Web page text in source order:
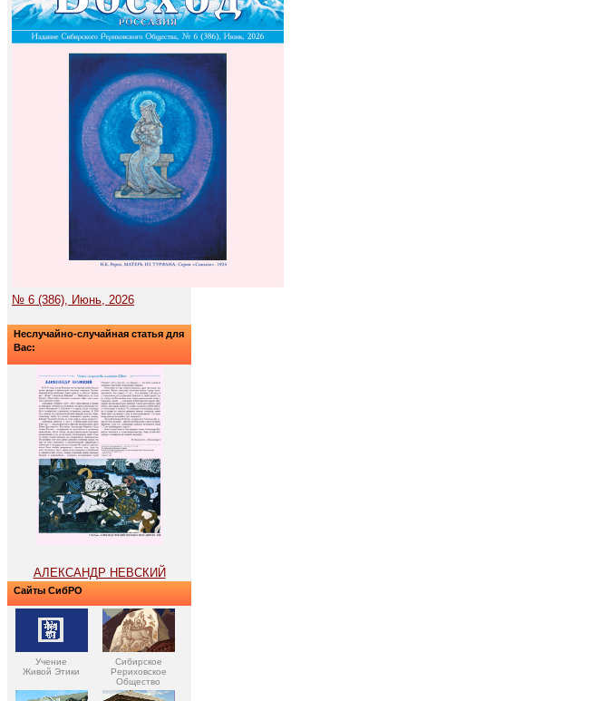
№ 6 (386), Июнь, 2026
Неслучайно-случайная статья для
Вас:
АЛЕКСАНДР НЕВСКИЙ
Сайты СибРО
Учение
Живой Этики
Сибирское
Рериховское
Общество